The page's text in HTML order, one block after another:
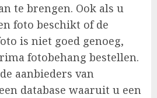
te brengen. Ook als u
foto beschikt of de
is niet goed genoeg,
fotobehang bestellen.
aanbieders van
database waaruit u een